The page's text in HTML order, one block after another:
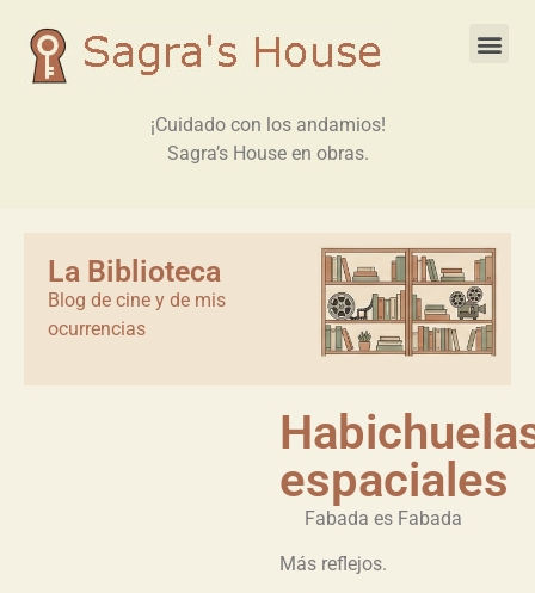
¡Cuidado con los andamios!
Sagra’s House en obras.
La Biblioteca
Blog de cine y de mis
ocurrencias
espaciales
Fabada es Fabada
Más reflejos.